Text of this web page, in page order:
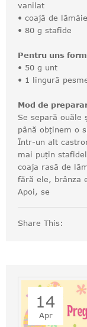
vanilat
• coajă de lămâie
• 80 g stafide
Pentru uns
• 50 g unt
• 1 lingură
Mod de
Se separă ouăle
până obținem o
Într-un alt
mai puțin
coaja rasă de
fără ele, brânza
Apoi, se
Share This:
14
Apr